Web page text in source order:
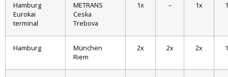
Hamburg
Eurokai
terminal
METRANS
Ceska
Trebova
1x – 1x
Hamburg
München
Riem
2x 2x 2x